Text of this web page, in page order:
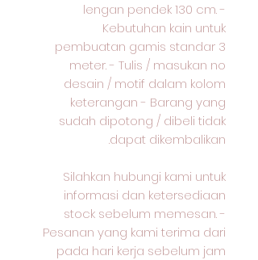
lengan pendek 130 cm. -
Kebutuhan kain untuk
pembuatan gamis standar 3
meter. - Tulis / masukan no
desain / motif dalam kolom
keterangan - Barang yang
sudah dipotong / dibeli tidak
dapat dikembalikan.
Silahkan hubungi kami untuk
informasi dan ketersediaan
stock sebelum memesan. -
Pesanan yang kami terima dari
pada hari kerja sebelum jam